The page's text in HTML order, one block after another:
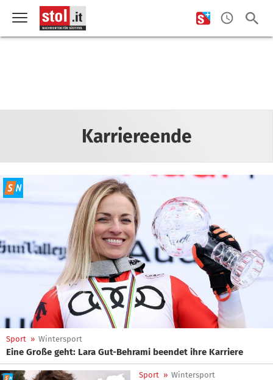
Karriereende
Sport » Wintersport
Eine Große geht: Lara Gut-Behrami beendet ihre Karriere
Sport » Wintersport